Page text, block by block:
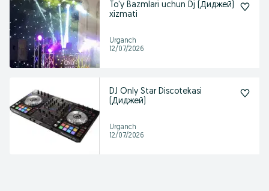
To'y Bazmlari uchun Dj (Диджей)
xizmati
Urganch
12/07/2026
DJ Only Star Discotekasi
(Диджей)
Urganch
12/07/2026